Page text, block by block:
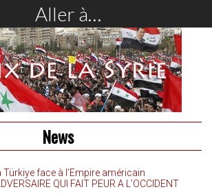
Aller à…
News
Türkiye face à l’Empire américain
QUI FAIT PEUR A L’OCCIDENT